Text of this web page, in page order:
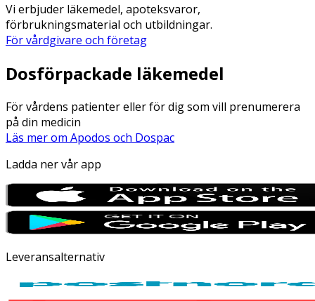
Vi erbjuder läkemedel, apoteksvaror,
förbrukningsmaterial och utbildningar.
För vårdgivare och företag
Dosförpackade läkemedel
För vårdens patienter eller för dig som vill prenumerera
på din medicin
Läs mer om Apodos och Dospac
Ladda ner vår app
Leveransalternativ